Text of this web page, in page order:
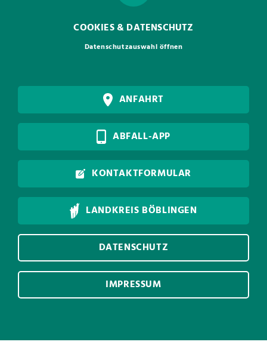
COOKIES & DATENSCHUTZ
Datenschutzauswahl öffnen
ANFAHRT
ABFALL-APP
KONTAKTFORMULAR
LANDKREIS BÖBLINGEN
DATENSCHUTZ
IMPRESSUM